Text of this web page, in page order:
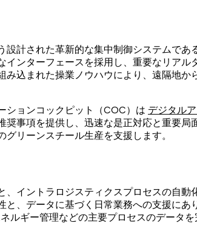
計された革新的な集中制御システムであ
ンターフェースを採用し、重要なリア
込まれた操業ノウハウにより、遠隔地
ションコックピット（COC）は デジタル
事項を提供し、迅速な是正対応と重要局
リーンスチール生産を支援します。
イントラロジスティクスプロセスの自動
、データに基づく日常業務への支援にあ
ルギー管理などの主要プロセスのデー